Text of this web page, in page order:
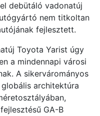
debütáló vadonatúj
nem titkoltan
fejlesztett.
Toyota Yarist úgy
a mindennapi városi
A sikervárományos
architektúra
GA-B